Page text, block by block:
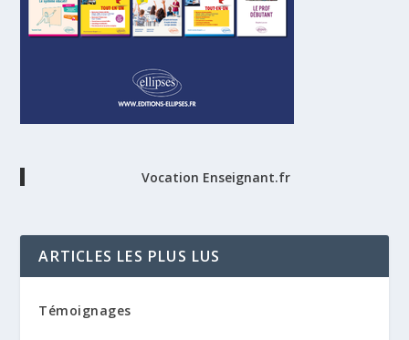
Vocation Enseignant.fr
ARTICLES LES PLUS LUS
Témoignages